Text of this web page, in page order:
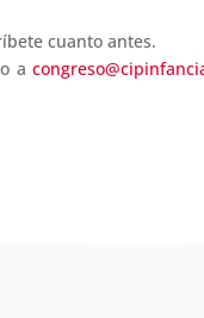
cuanto antes.
a